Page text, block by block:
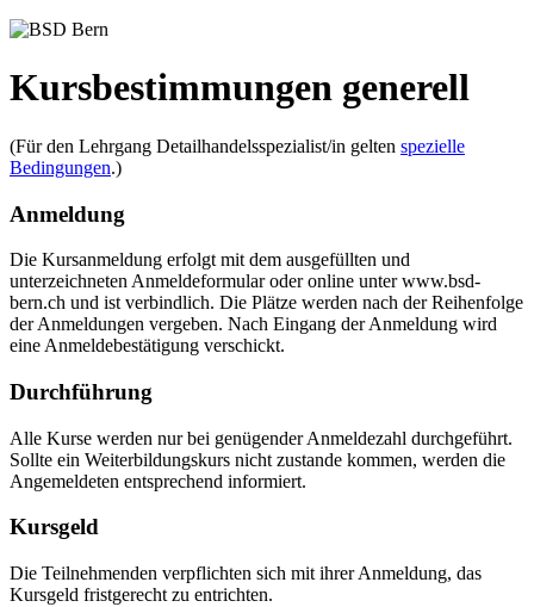
Kursbestimmungen generell
(Für den Lehrgang Detailhandelsspezialist/in gelten spezielle
Bedingungen.)
Anmeldung
Die Kursanmeldung erfolgt mit dem ausgefüllten und
unterzeichneten Anmeldeformular oder online unter www.bsd-
bern.ch und ist verbindlich. Die Plätze werden nach der Reihenfolge
der Anmeldungen vergeben. Nach Eingang der Anmeldung wird
eine Anmeldebestätigung verschickt.
Durchführung
Alle Kurse werden nur bei genügender Anmeldezahl durchgeführt.
Sollte ein Weiterbildungskurs nicht zustande kommen, werden die
Angemeldeten entsprechend informiert.
Kursgeld
Die Teilnehmenden verpflichten sich mit ihrer Anmeldung, das
Kursgeld fristgerecht zu entrichten.